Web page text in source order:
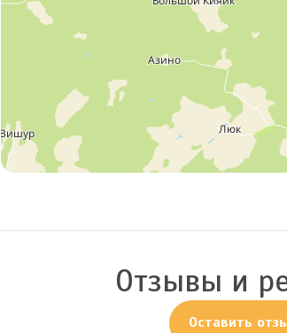
Отзывы и
Оставить